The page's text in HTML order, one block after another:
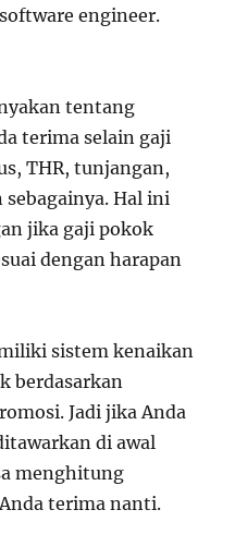
engineer.
tentang
terima selain gaji
THR, tunjangan,
Hal ini
jika gaji pokok
dengan harapan
sistem kenaikan
berdasarkan
Jadi jika Anda
di awal
menghitung
terima nanti.